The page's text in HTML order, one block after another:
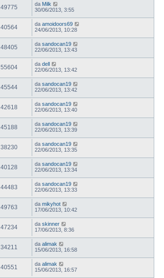
49775 da Milk
30/06/2013, 3:55
40564 da amoidoors69
24/06/2013, 10:28
48405 da sandocan19
22/06/2013, 13:43
55604 da dell
22/06/2013, 13:42
45544 da sandocan19
22/06/2013, 13:42
42618 da sandocan19
22/06/2013, 13:40
45188 da sandocan19
22/06/2013, 13:39
38230 da sandocan19
22/06/2013, 13:35
40128 da sandocan19
22/06/2013, 13:34
44483 da sandocan19
22/06/2013, 13:33
49763 da mikyhot
17/06/2013, 10:42
47234 da skinner
17/06/2013, 8:36
34211 da alimak
15/06/2013, 16:58
40551 da alimak
15/06/2013, 16:57